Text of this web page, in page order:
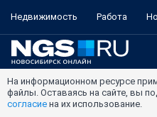
Недвижимость Работа
На информационном ресурсе
файлы. Оставаясь на сайте, вы
согласие на их использование.